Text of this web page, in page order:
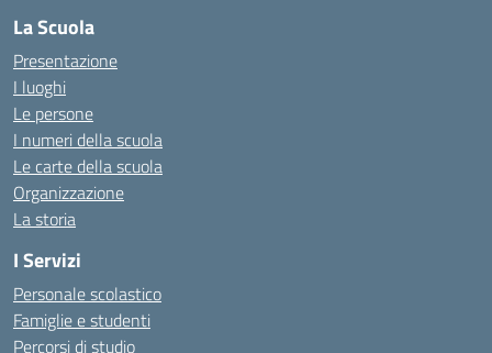
La Scuola
Presentazione
I luoghi
Le persone
I numeri della scuola
Le carte della scuola
Organizzazione
La storia
I Servizi
Personale scolastico
Famiglie e studenti
Percorsi di studio